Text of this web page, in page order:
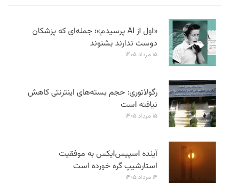
«اول از AI پرسیدم»؛ جمله‌ای که پزشکان
دوست ندارند بشنوند
۱۵ مرداد ۱۴۰۵
رگولاتوری: حجم بسته‌های اینترنتی کاهش
نیافته است
۱۵ مرداد ۱۴۰۵
آینده اسپیس‌ایکس به موفقیت
استارشیپ گره خورده است
۱۴ مرداد ۱۴۰۵